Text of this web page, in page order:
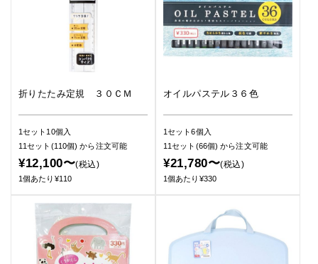
折りたたみ定規 ３０ＣＭ
1セット10個入
11セット(110個)から注文可能
¥12,100〜(税込)
1個あたり¥110
オイルパステル３６色
1セット6個入
11セット(66個)から注文可能
¥21,780〜(税込)
1個あたり¥330